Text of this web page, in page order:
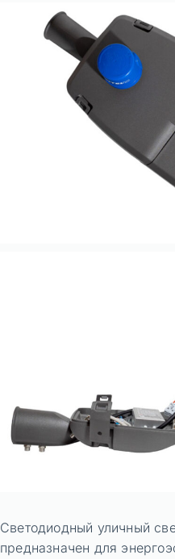
Светодиодный уличный
предназначен для